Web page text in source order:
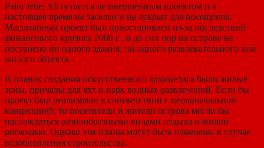
Palm Jebel Ali остается незавершенным проектом и в
настоящее время не заселен и не открыт для посещения.
Масштабный проект был приостановлен из-за последствий
финансового кризиса 2008 г., и до сих пор на острове не
построено ни одного здания, ни одного развлекательного или
жилого объекта.
В планах создания искусственного архипелага были жилые
зоны, причалы для яхт и парк водных развлечений. Если бы
проект был реализован в соответствии с первоначальной
концепцией, то посетители и жители острова могли бы
наслаждаться разнообразными видами отдыха и жилой
роскошью. Однако эти планы могут быть изменены в случае
возобновления строительства.